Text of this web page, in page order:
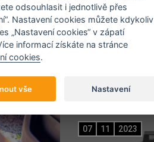
07 11 2023
odsouhlasit i jednotlivě přes
Nastavení cookies můžete kdykoliv
„Nastavení cookies“ v zápatí
informací získáte na stránce
cookies.
vše Nastavení